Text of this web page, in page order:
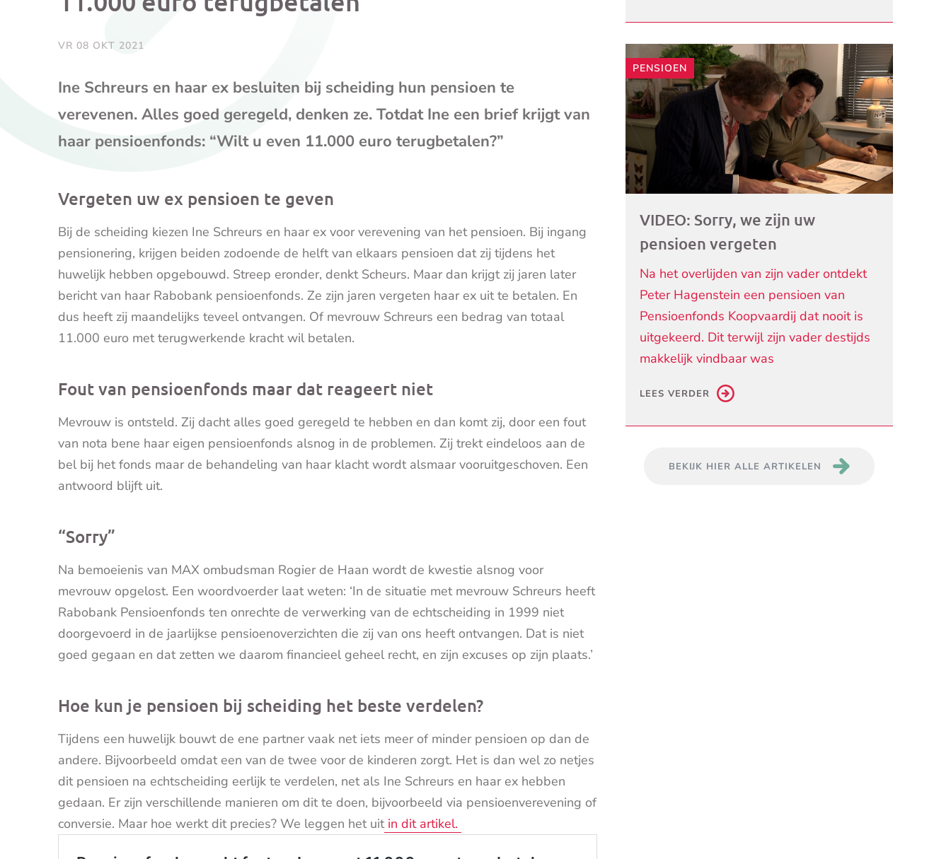
(opent
mailprogramma)
VR 08 OKT 2021
Ine Schreurs en haar ex besluiten bij scheiding hun pensioen te
verevenen. Alles goed geregeld, denken ze. Totdat Ine een brief krijgt van
haar pensioenfonds: “Wilt u even 11.000 euro terugbetalen?”
Vergeten uw ex pensioen te geven
Bij de scheiding kiezen Ine Schreurs en haar ex voor verevening van het pensioen. Bij ingang
pensionering, krijgen beiden zodoende de helft van elkaars pensioen dat zij tijdens het
huwelijk hebben opgebouwd. Streep eronder, denkt Scheurs. Maar dan krijgt zij jaren later
bericht van haar Rabobank pensioenfonds. Ze zijn jaren vergeten haar ex uit te betalen. En
dus heeft zij maandelijks teveel ontvangen. Of mevrouw Schreurs een bedrag van totaal
11.000 euro met terugwerkende kracht wil betalen.
Fout van pensioenfonds maar dat reageert niet
Mevrouw is ontsteld. Zij dacht alles goed geregeld te hebben en dan komt zij, door een fout
van nota bene haar eigen pensioenfonds alsnog in de problemen. Zij trekt eindeloos aan de
bel bij het fonds maar de behandeling van haar klacht wordt alsmaar vooruitgeschoven. Een
antwoord blijft uit.
“Sorry”
Na bemoeienis van MAX ombudsman Rogier de Haan wordt de kwestie alsnog voor
mevrouw opgelost. Een woordvoerder laat weten: ‘In de situatie met mevrouw Schreurs heeft
Rabobank Pensioenfonds ten onrechte de verwerking van de echtscheiding in 1999 niet
doorgevoerd in de jaarlijkse pensioenoverzichten die zij van ons heeft ontvangen. Dat is niet
goed gegaan en dat zetten we daarom financieel geheel recht, en zijn excuses op zijn plaats.’
Hoe kun je pensioen bij scheiding het beste verdelen?
Tijdens een huwelijk bouwt de ene partner vaak net iets meer of minder pensioen op dan de
andere. Bijvoorbeeld omdat een van de twee voor de kinderen zorgt. Het is dan wel zo netjes
dit pensioen na echtscheiding eerlijk te verdelen, net als Ine Schreurs en haar ex hebben
gedaan. Er zijn verschillende manieren om dit te doen, bijvoorbeeld via pensioenverevening of
conversie. Maar hoe werkt dit precies? We leggen het uitin dit artikel.
PENSIOEN
VIDEO: Sorry, we zijn uw
pensioen vergeten
Na het overlijden van zijn vader ontdekt
Peter Hagenstein een pensioen van
Pensioenfonds Koopvaardij dat nooit is
uitgekeerd. Dit terwijl zijn vader destijds
makkelijk vindbaar was
LEES VERDER
BEKIJK HIER ALLE ARTIKELEN